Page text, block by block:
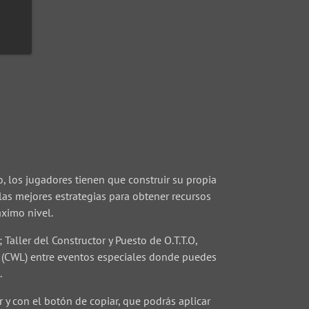
los jugadores tienen que construir su propia
mejores estrategias para obtener recursos
nivel.
del Constructor y Puesto de O.T.T.O,
entre eventos especiales donde puedes
con el botón de copiar, que podrás aplicar